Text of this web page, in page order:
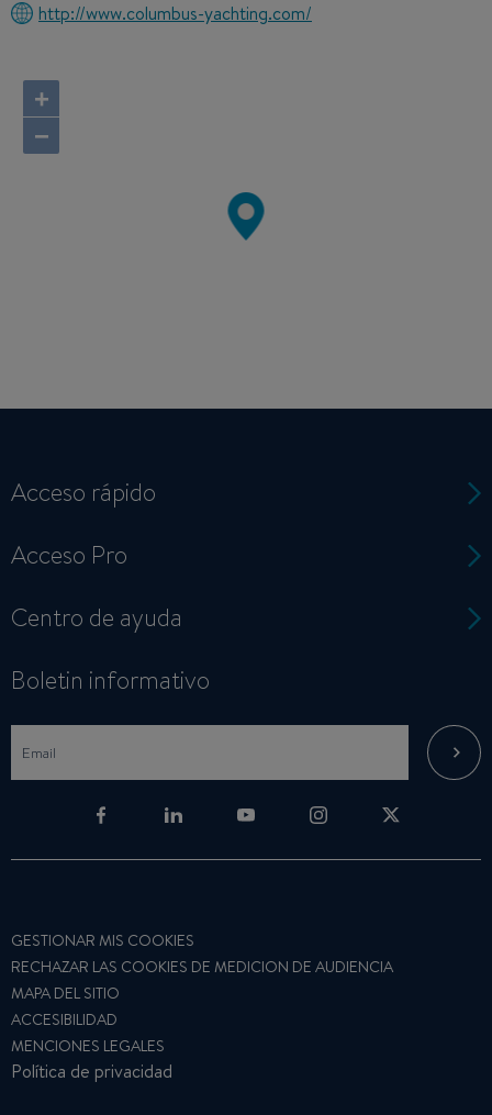
http://www.columbus-yachting.com/
+
−
Acceso rápido
Acceso Pro
Centro de ayuda
Boletin informativo
GESTIONAR MIS COOKIES
RECHAZAR LAS COOKIES DE MEDICION DE AUDIENCIA
MAPA DEL SITIO
ACCESIBILIDAD
MENCIONES LEGALES
Política de privacidad